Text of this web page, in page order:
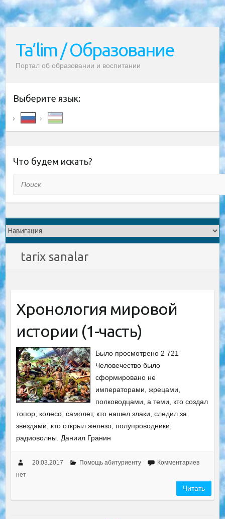
Ta’lim / Образование
Портал об образовании и воспитании
Выберите язык:
Что будем искать?
tarix sanalar
Хронология мировой
истории (1-часть)
Было просмотрено 2 721
Человечество было
сформировано не
императорами, жрецами,
полководцами, а теми, кто создал
топор, колесо, самолет, кто нашел злаки, следил за
звездами, кто открыл железо, полупроводники,
радиоволны. Даниил Гранин
20.03.2017 Помощь абитуриенту
Комментариев
нет
Читать